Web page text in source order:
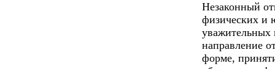
Незаконный
физических и
уважительных
направление
форме,